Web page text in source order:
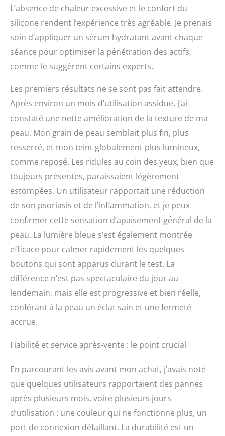
L’absence de chaleur excessive et le confort du
silicone rendent l’expérience très agréable. Je prenais
soin d’appliquer un sérum hydratant avant chaque
séance pour optimiser la pénétration des actifs,
comme le suggèrent certains experts.
Les premiers résultats ne se sont pas fait attendre.
Après environ un mois d’utilisation assidue, j’ai
constaté une nette amélioration de la texture de ma
peau. Mon grain de peau semblait plus fin, plus
resserré, et mon teint globalement plus lumineux,
comme reposé. Les ridules au coin des yeux, bien que
toujours présentes, paraissaient légèrement
estompées. Un utilisateur rapportait une réduction
de son psoriasis et de l’inflammation, et je peux
confirmer cette sensation d’apaisement général de la
peau. La lumière bleue s’est également montrée
efficace pour calmer rapidement les quelques
boutons qui sont apparus durant le test. La
différence n’est pas spectaculaire du jour au
lendemain, mais elle est progressive et bien réelle,
conférant à la peau un éclat sain et une fermeté
accrue.
Fiabilité et service après-vente : le point crucial
En parcourant les avis avant mon achat, j’avais noté
que quelques utilisateurs rapportaient des pannes
après plusieurs mois, voire plusieurs jours
d’utilisation : une couleur qui ne fonctionne plus, un
port de connexion défaillant. La durabilité est un